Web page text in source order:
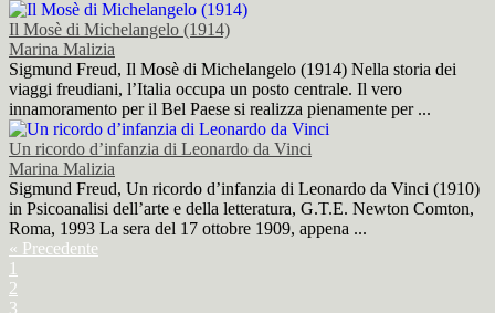
Il Mosè di Michelangelo (1914)
Marina Malizia
Sigmund Freud, Il Mosè di Michelangelo (1914) Nella storia dei
viaggi freudiani, l’Italia occupa un posto centrale. Il vero
innamoramento per il Bel Paese si realizza pienamente per ...
Un ricordo d’infanzia di Leonardo da Vinci
Marina Malizia
Sigmund Freud, Un ricordo d’infanzia di Leonardo da Vinci (1910)
in Psicoanalisi dell’arte e della letteratura, G.T.E. Newton Comton,
Roma, 1993 La sera del 17 ottobre 1909, appena ...
« Precedente
1
2
3